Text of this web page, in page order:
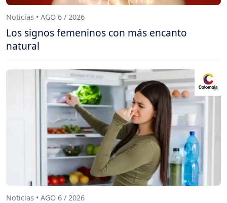
Noticias • AGO 6 / 2026
Los signos femeninos con más encanto
natural
Noticias • AGO 6 / 2026